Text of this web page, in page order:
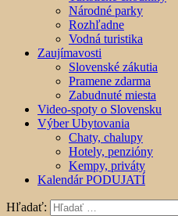
Národné parky
Rozhľadne
Vodná turistika
Zaujímavosti
Slovenské zákutia
Pramene zdarma
Zabudnuté miesta
Video-spoty o Slovensku
Výber Ubytovania
Chaty, chalupy
Hotely, penzióny
Kempy, priváty
Kalendár PODUJATÍ
Hľadať: